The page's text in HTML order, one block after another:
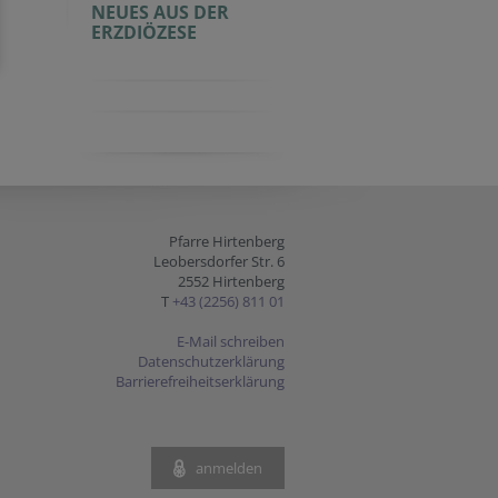
NEUES AUS DER
ERZDIÖZESE
Pfarre Hirtenberg
Leobersdorfer Str. 6
2552 Hirtenberg
T +43 (2256) 811 01
E-Mail schreiben
Datenschutzerklärung
Barrierefreiheitserklärung
anmelden